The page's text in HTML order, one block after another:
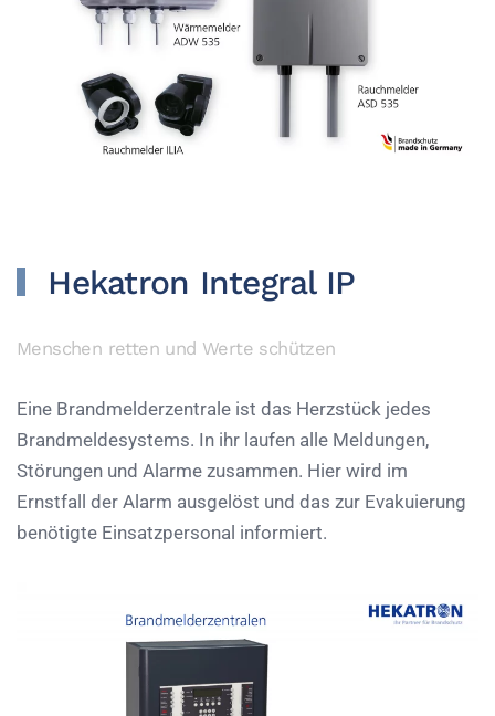
Hekatron Integral IP
Menschen retten und Werte schützen
Eine Brandmelderzentrale ist das Herzstück jedes
Brandmeldesystems. In ihr laufen alle Meldungen,
Störungen und Alarme zusammen. Hier wird im
Ernstfall der Alarm ausgelöst und das zur Evakuierung
benötigte Einsatzpersonal informiert.